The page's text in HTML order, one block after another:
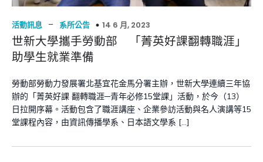
活動訊息 – 系所公告 14 6 月, 2023
世新大學攜手勞動部 「菁英好課翻轉職涯」
助學生就業準備
勞動部勞動力發展署北基宜花金馬分署主辦，世新大學連續三年協
辦的「菁英好課 翻轉職涯─青年必修15堂課」活動，於今（13）
日拉開序幕。活動包含了職涯講座、企業參訪活動與名人演講等15
堂課程內容，由資訊傳播學系、日本語文學系 […]